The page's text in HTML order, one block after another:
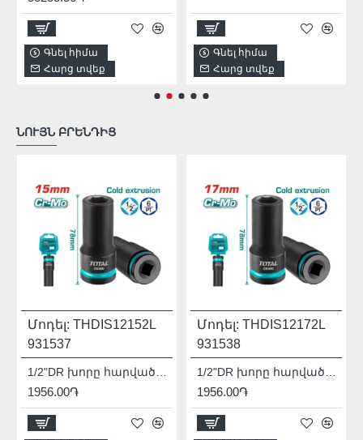
Գնել հիմա
Հարց տվեք
Գնել հիմա
Հարց տվեք
ՆՈՒՅՆ ԲՐԵՆԴԻՑ
Մոդել: THDIS12152L
931537
1956.00֏
Մոդել: THDIS12172L
931538
1956.00֏